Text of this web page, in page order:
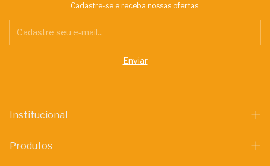
Cadastre-se e receba nossas ofertas.
Institucional
Produtos